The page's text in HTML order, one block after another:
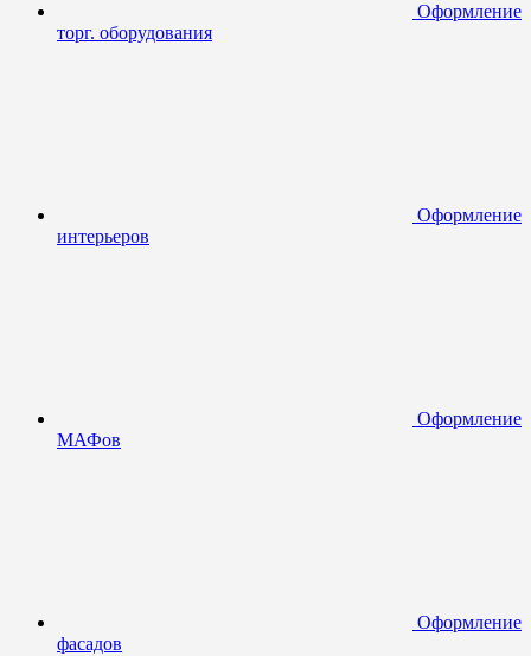
Оформление
торг. оборудования
Оформление
интерьеров
Оформление
МАФов
Оформление
фасадов